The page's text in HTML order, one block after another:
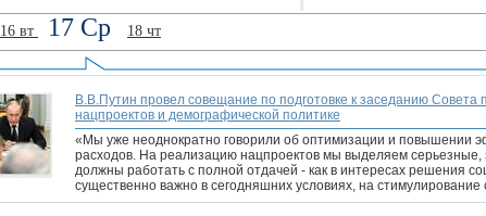
16 вт 17 Ср 18 чт
В.В.Путин провел совещание по подготовке к заседанию
нацпроектов и демографической политике
«Мы уже неоднократно говорили об оптимизации и повышении
расходов. На реализацию нацпроектов мы выделяем серьезные,
должны работать с полной отдачей - как в интересах решения
существенно важно в сегодняшних условиях, на стимулирование